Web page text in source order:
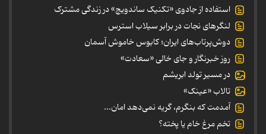
استفاده از جادوی «تکنیک ساندویچ» در زندگی مشترک
لنگرهای نجات در برابر سیلاب استرس
دوش‌پرتاب‌های ایران؛ کابوس خاموش آسمان
روز خبرنگار و جای خالی «سعادت»
در مسیر تولد ابریشم
تالاب «عینک»
آمدمت که بنگرم، گریه نمی‌دهد امان...
تخم مرغ خام یا پخته؟